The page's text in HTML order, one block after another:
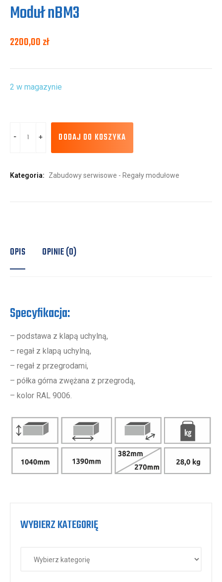
Moduł nBM3
2200,00zł
2 w magazynie
DODAJ DO KOSZYKA
Kategoria: Zabudowy serwisowe - Regały modułowe
OPIS OPINIE (0)
Specyfikacja:
– podstawa z klapą uchylną,
– regał z klapą uchylną,
– regał z przegrodami,
– półka górna zwężana z przegrodą,
– kolor RAL 9006.
WYBIERZ KATEGORIĘ